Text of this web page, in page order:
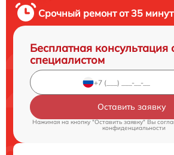
Срочный ремонт от 35 минут
Бесплатная консультация
специалистом
Оставить заявку
Нажимая на кнопку "Оставить заявку" Вы
конфиденциальности